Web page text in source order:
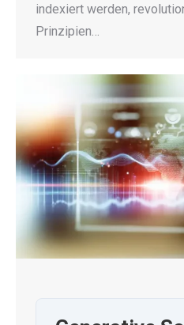
indexiert werden,
Prinzipien…